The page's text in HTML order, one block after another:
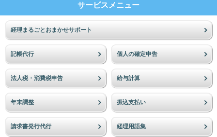
サービスメニュー
経理まるごとおまかせサポート
記帳代行 個人の確定申告
法人税・消費税申告 給与計算
年末調整 振込支払い
請求書発行代行 経理用語集